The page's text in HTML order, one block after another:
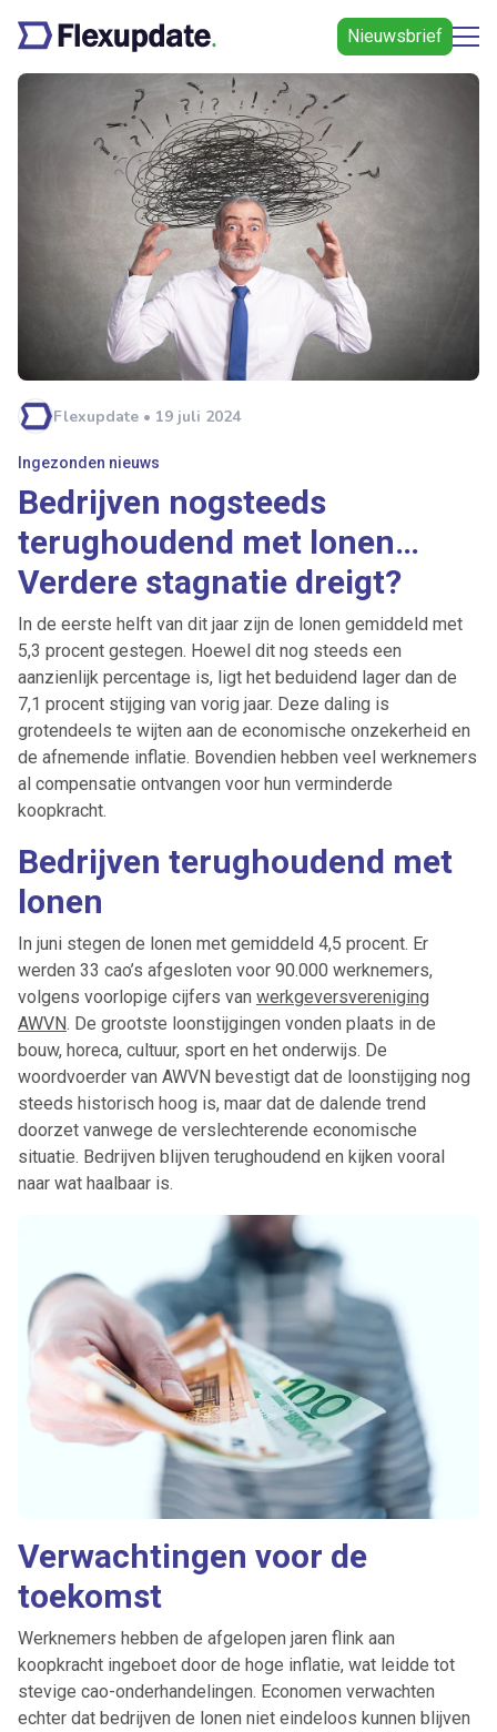
Nieuwsbrief
Flexupdate • 19 juli 2024
Ingezonden nieuws
Bedrijven nogsteeds
terughoudend met lonen…
Verdere stagnatie dreigt?
In de eerste helft van dit jaar zijn de lonen gemiddeld met
5,3 procent gestegen. Hoewel dit nog steeds een
aanzienlijk percentage is, ligt het beduidend lager dan de
7,1 procent stijging van vorig jaar. Deze daling is
grotendeels te wijten aan de economische onzekerheid en
de afnemende inflatie. Bovendien hebben veel werknemers
al compensatie ontvangen voor hun verminderde
koopkracht.
Bedrijven terughoudend met
lonen
In juni stegen de lonen met gemiddeld 4,5 procent. Er
werden 33 cao’s afgesloten voor 90.000 werknemers,
volgens voorlopige cijfers van werkgeversvereniging
AWVN. De grootste loonstijgingen vonden plaats in de
bouw, horeca, cultuur, sport en het onderwijs. De
woordvoerder van AWVN bevestigt dat de loonstijging nog
steeds historisch hoog is, maar dat de dalende trend
doorzet vanwege de verslechterende economische
situatie. Bedrijven blijven terughoudend en kijken vooral
naar wat haalbaar is.
Verwachtingen voor de
toekomst
Werknemers hebben de afgelopen jaren flink aan
koopkracht ingeboet door de hoge inflatie, wat leidde tot
stevige cao-onderhandelingen. Economen verwachten
echter dat bedrijven de lonen niet eindeloos kunnen blijven